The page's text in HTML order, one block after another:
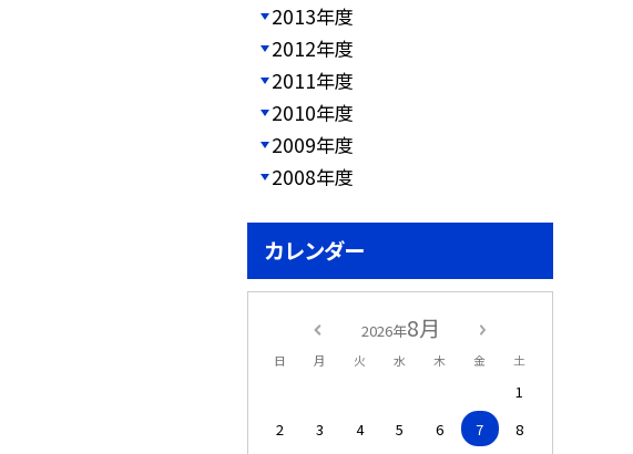
2013年度
2012年度
2011年度
2010年度
2009年度
2008年度
カレンダー
2026年8月
日 月 火 水 木 金 土
1
2
3 4 5 6 7
8